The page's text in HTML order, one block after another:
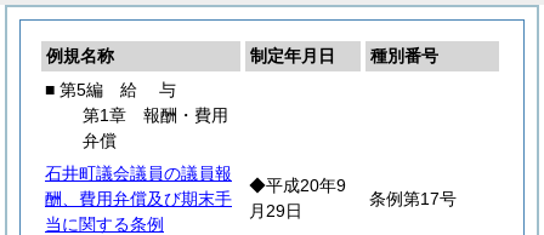
例規名称 制定年月日
種別番号
■ 第5編 給 与
第1章 報酬・費用
弁償
石井町議会議員の議員報
酬、費用弁償及び期末手
当に関する条例
◆平成20年9
月29日
条例第17号